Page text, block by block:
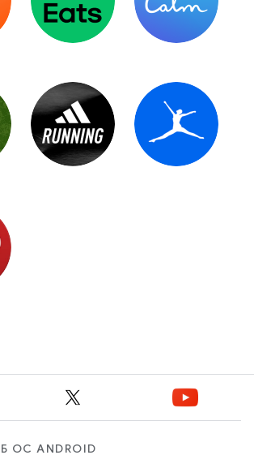
ОС ANDROID